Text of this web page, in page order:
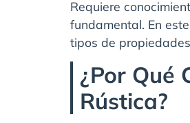
Requiere
fundamental. En
tipos de
¿Por Qué
Rústica?